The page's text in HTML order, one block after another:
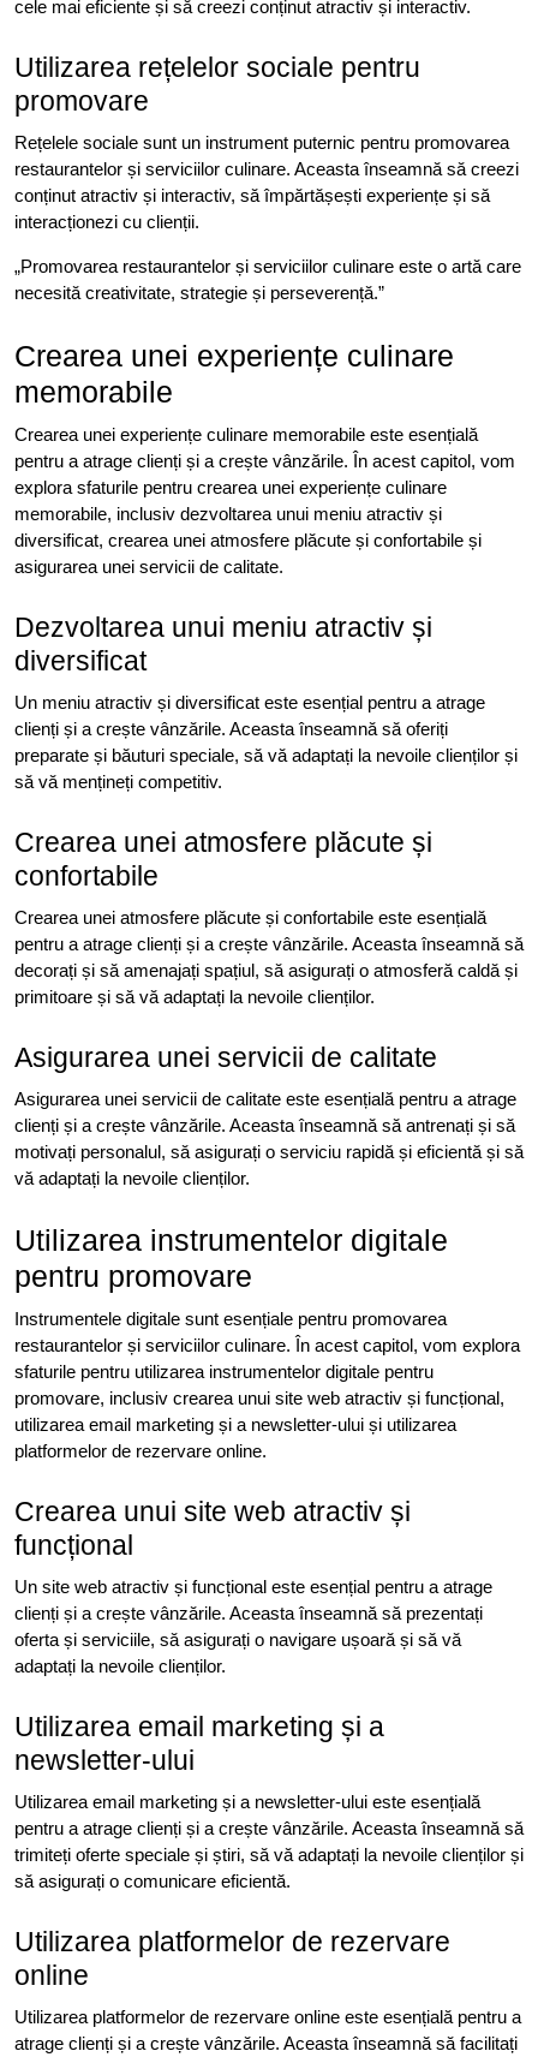
cele mai eficiente și să creezi conținut atractiv și interactiv.
Utilizarea rețelelor sociale pentru
promovare
Rețelele sociale sunt un instrument puternic pentru promovarea
restaurantelor și serviciilor culinare. Aceasta înseamnă să creezi
conținut atractiv și interactiv, să împărtășești experiențe și să
interacționezi cu clienții.
„Promovarea restaurantelor și serviciilor culinare este o artă care
necesită creativitate, strategie și perseverență.”
Crearea unei experiențe culinare
memorabile
Crearea unei experiențe culinare memorabile este esențială
pentru a atrage clienți și a crește vânzările. În acest capitol, vom
explora sfaturile pentru crearea unei experiențe culinare
memorabile, inclusiv dezvoltarea unui meniu atractiv și
diversificat, crearea unei atmosfere plăcute și confortabile și
asigurarea unei servicii de calitate.
Dezvoltarea unui meniu atractiv și
diversificat
Un meniu atractiv și diversificat este esențial pentru a atrage
clienți și a crește vânzările. Aceasta înseamnă să oferiți
preparate și băuturi speciale, să vă adaptați la nevoile clienților și
să vă mențineți competitiv.
Crearea unei atmosfere plăcute și
confortabile
Crearea unei atmosfere plăcute și confortabile este esențială
pentru a atrage clienți și a crește vânzările. Aceasta înseamnă să
decorați și să amenajați spațiul, să asigurați o atmosferă caldă și
primitoare și să vă adaptați la nevoile clienților.
Asigurarea unei servicii de calitate
Asigurarea unei servicii de calitate este esențială pentru a atrage
clienți și a crește vânzările. Aceasta înseamnă să antrenați și să
motivați personalul, să asigurați o serviciu rapidă și eficientă și să
vă adaptați la nevoile clienților.
Utilizarea instrumentelor digitale
pentru promovare
Instrumentele digitale sunt esențiale pentru promovarea
restaurantelor și serviciilor culinare. În acest capitol, vom explora
sfaturile pentru utilizarea instrumentelor digitale pentru
promovare, inclusiv crearea unui site web atractiv și funcțional,
utilizarea email marketing și a newsletter-ului și utilizarea
platformelor de rezervare online.
Crearea unui site web atractiv și
funcțional
Un site web atractiv și funcțional este esențial pentru a atrage
clienți și a crește vânzările. Aceasta înseamnă să prezentați
oferta și serviciile, să asigurați o navigare ușoară și să vă
adaptați la nevoile clienților.
Utilizarea email marketing și a
newsletter-ului
Utilizarea email marketing și a newsletter-ului este esențială
pentru a atrage clienți și a crește vânzările. Aceasta înseamnă să
trimiteți oferte speciale și știri, să vă adaptați la nevoile clienților și
să asigurați o comunicare eficientă.
Utilizarea platformelor de rezervare
online
Utilizarea platformelor de rezervare online este esențială pentru a
atrage clienți și a crește vânzările. Aceasta înseamnă să facilitați